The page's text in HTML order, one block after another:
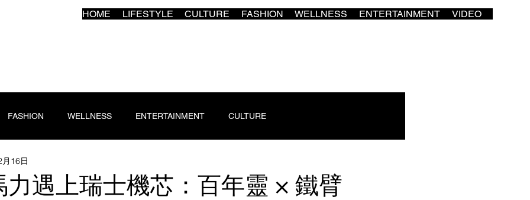
HOME LIFESTYLE CULTURE FASHION WELLNESS ENTERTAINMENT VIDEO
FASHION WELLNESS ENTERTAINMENT CULTURE
力遇上瑞士機芯：百年靈 × 鐵臂
16日